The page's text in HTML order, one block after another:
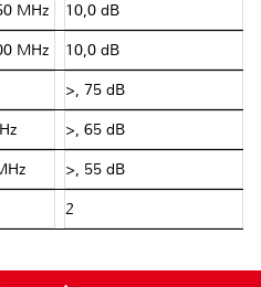
MHz 10,0 dB
MHz 10,0 dB
>, 75 dB
>, 65 dB
>, 55 dB
2